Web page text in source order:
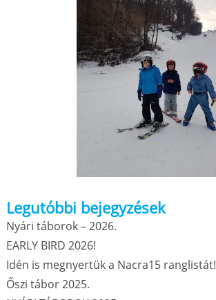
Legutóbbi bejegyzések
Nyári táborok – 2026.
EARLY BIRD 2026!
Idén is megnyertük a Nacra15 ranglistát!
Őszi tábor 2025.